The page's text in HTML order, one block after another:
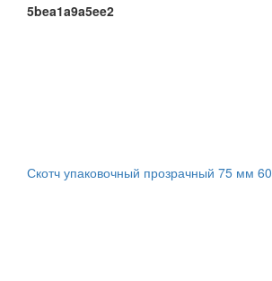
5bea1a9a5ee2
Скотч упаковочный прозрачный 75 мм